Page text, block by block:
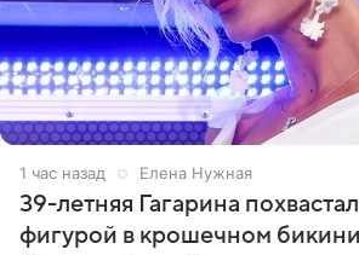
1 час назад Елена Нужная
39-летняя Гагарина
фигурой в крошечном бикини